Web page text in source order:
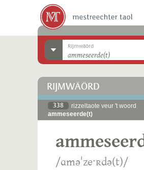
Rijmwäörd
RIJMWÄÖRD
338
rizzeltaote veur 't woord
ammeseerde(t)
/ɑməˈzeˑʀdə(t)/